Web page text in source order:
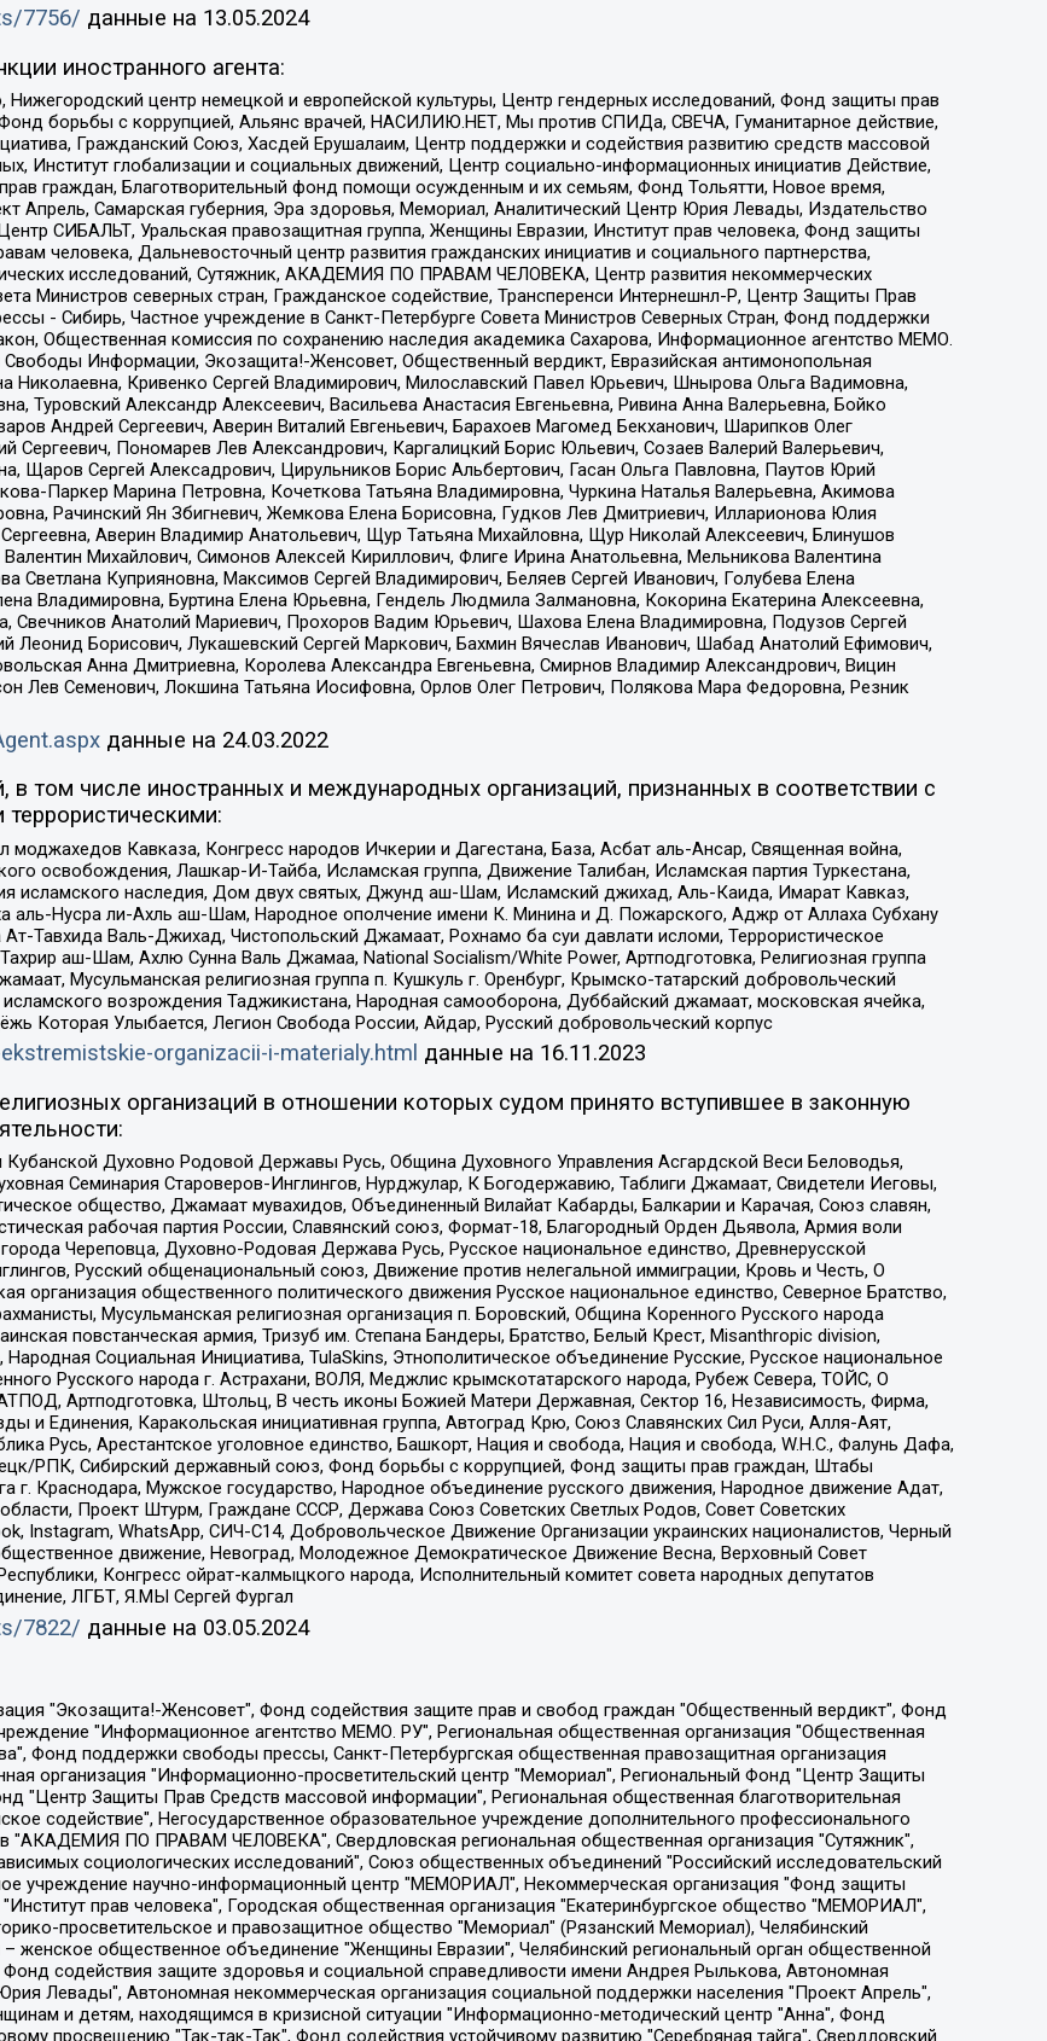
7756/ данные на 13.05.2024
иностранного агента:
центр немецкой и европейской культуры, Центр гендерных исследований, Фонд защиты прав
борьбы с коррупцией, Альянс врачей, НАСИЛИЮ.НЕТ, Мы против СПИДа, СВЕЧА, Гуманитарное действие,
Гражданский Союз, Хасдей Ерушалаим, Центр поддержки и содействия развитию средств массовой
Институт глобализации и социальных движений, Центр социально-информационных инициатив Действие,
граждан, Благотворительный фонд помощи осужденным и их семьям, Фонд Тольятти, Новое время,
Апрель, Самарская губерния, Эра здоровья, Мемориал, Аналитический Центр Юрия Левады, Издательство
СИБАЛЬТ, Уральская правозащитная группа, Женщины Евразии, Институт прав человека, Фонд защиты
человека, Дальневосточный центр развития гражданских инициатив и социального партнерства,
исследований, Сутяжник, АКАДЕМИЯ ПО ПРАВАМ ЧЕЛОВЕКА, Центр развития некоммерческих
Министров северных стран, Гражданское содействие, Трансперенси Интернешнл-Р, Центр Защиты Прав
- Сибирь, Частное учреждение в Санкт-Петербурге Совета Министров Северных Стран, Фонд поддержки
Общественная комиссия по сохранению наследия академика Сахарова, Информационное агентство МЕМО.
Свободы Информации, Экозащита!-Женсовет, Общественный вердикт, Евразийская антимонопольная
Николаевна, Кривенко Сергей Владимирович, Милославский Павел Юрьевич, Шнырова Ольга Вадимовна,
Туровский Александр Алексеевич, Васильева Анастасия Евгеньевна, Ривина Анна Валерьевна, Бойко
Андрей Сергеевич, Аверин Виталий Евгеньевич, Барахоев Магомед Бекханович, Шарипков Олег
Пономарев Лев Александрович, Каргалицкий Борис Юльевич, Созаев Валерий Валерьевич,
Щаров Сергей Алексадрович, Цирульников Борис Альбертович, Гасан Ольга Павловна, Паутов Юрий
Паркер Марина Петровна, Кочеткова Татьяна Владимировна, Чуркина Наталья Валерьевна, Акимова
Рачинский Ян Збигневич, Жемкова Елена Борисовна, Гудков Лев Дмитриевич, Илларионова Юлия
Аверин Владимир Анатольевич, Щур Татьяна Михайловна, Щур Николай Алексеевич, Блинушов
Михайлович, Симонов Алексей Кириллович, Флиге Ирина Анатольевна, Мельникова Валентина
Светлана Куприяновна, Максимов Сергей Владимирович, Беляев Сергей Иванович, Голубева Елена
Владимировна, Буртина Елена Юрьевна, Гендель Людмила Залмановна, Кокорина Екатерина Алексеевна,
Свечников Анатолий Мариевич, Прохоров Вадим Юрьевич, Шахова Елена Владимировна, Подузов Сергей
Леонид Борисович, Лукашевский Сергей Маркович, Бахмин Вячеслав Иванович, Шабад Анатолий Ефимович,
Анна Дмитриевна, Королева Александра Евгеньевна, Смирнов Владимир Александрович, Вицин
Лев Семенович, Локшина Татьяна Иосифовна, Орлов Олег Петрович, Полякова Мара Федоровна, Резник
данные на 24.03.2022
том числе иностранных и международных организаций, признанных в соответствии с
Кавказа, Конгресс народов Ичкерии и Дагестана, База, Асбат аль-Ансар, Священная война,
освобождения, Лашкар-И-Тайба, Исламская группа, Движение Талибан, Исламская партия Туркестана,
исламского наследия, Дом двух святых, Джунд аш-Шам, Исламский джихад, Аль-Каида, Имарат Кавказ,
аль-Нусра ли-Ахль аш-Шам, Народное ополчение имени К. Минина и Д. Пожарского, Аджр от Аллаха Субхану
Тавхида Валь-Джихад, Чистопольский Джамаат, Рохнамо ба суи давлати исломи, Террористическое
аш-Шам, Ахлю Сунна Валь Джамаа, National Socialism/White Power, Артподготовка, Религиозная группа
Мусульманская религиозная группа п. Кушкуль г. Оренбург, Крымско-татарский добровольческий
возрождения Таджикистана, Народная самооборона, Дуббайский джамаат, московская ячейка,
Которая Улыбается, Легион Свобода России, Айдар, Русский добровольческий корпус
organizacii-i-materialy.html данные на 16.11.2023
организаций в отношении которых судом принято вступившее в законную
Духовно Родовой Державы Русь, Община Духовного Управления Асгардской Веси Беловодья,
Семинария Староверов-Инглингов, Нурджулар, К Богодержавию, Таблиги Джамаат, Свидетели Иеговы,
общество, Джамаат мувахидов, Объединенный Вилайат Кабарды, Балкарии и Карачая, Союз славян,
рабочая партия России, Славянский союз, Формат-18, Благородный Орден Дьявола, Армия воли
Череповца, Духовно-Родовая Держава Русь, Русское национальное единство, Древнерусской
Русский общенациональный союз, Движение против нелегальной иммиграции, Кровь и Честь, О
организация общественного политического движения Русское национальное единство, Северное Братство,
Мусульманская религиозная организация п. Боровский, Община Коренного Русского народа
повстанческая армия, Тризуб им. Степана Бандеры, Братство, Белый Крест, Misanthropic division,
Социальная Инициатива, TulaSkins, Этнополитическое объединение Русские, Русское национальное
Русского народа г. Астрахани, ВОЛЯ, Меджлис крымскотатарского народа, Рубеж Севера, ТОЙС, О
Артподготовка, Штольц, В честь иконы Божией Матери Державная, Сектор 16, Независимость, Фирма,
и Единения, Каракольская инициативная группа, Автоград Крю, Союз Славянских Сил Руси, Алля-Аят,
Русь, Арестантское уголовное единство, Башкорт, Нация и свобода, Нация и свобода, W.H.С., Фалунь Дафа,
РПК, Сибирский державный союз, Фонд борьбы с коррупцией, Фонд защиты прав граждан, Штабы
г. Краснодара, Мужское государство, Народное объединение русского движения, Народное движение Адат,
Проект Штурм, Граждане СССР, Держава Союз Советских Светлых Родов, Совет Советских
Instagram, WhatsApp, СИЧ-С14, Добровольческое Движение Организации украинских националистов, Черный
движение, Невоград, Молодежное Демократическое Движение Весна, Верховный Совет
Конгресс ойрат-калмыцкого народа, Исполнительный комитет совета народных депутатов
ЛГБТ, Я.МЫ Сергей Фургал
7822/ данные на 03.05.2024
организация "Центр по работе с проблемой насилия "НАСИЛИЮ.НЕТ", Межрегиональный профессиональный союз работников здравоохранения "Альянс врачей", Юридическое лицо, зарегистрированное в Латвийской Республике, SIA "Medusa Project" (регистрационный номер 40103797863, дата регистрации 10.06.2014), Некоммерческая организация "Фонд по борьбе с коррупцией", Автономная некоммерческая организация "Институт права и публичной политики", Баданин Роман Сергеевич, Гликин Максим Александрович, Железнова Мария Михайловна, Лукьянова Юлия Сергеевна, Маетная Елизавета Витальевна, Маняхин Петр Борисович, Чуракова Ольга Владимировна, Ярош Юлия Петровна, Юридическое лицо "The Insider SIA", зарегистрированное в Риге, Латвийская Республика (дата регистрации 26.06.2015), являющееся администратором доменного имени интернет-издания "The Insider SIA", https://theins.ru, Постернак Алексей Евгеньевич, Рубин Михаил Аркадьевич, Анин Роман Александрович, Юридическое лицо Istories fonds, зарегистрированное в Латвийской Республике (регистрационный номер 50008295751, дата регистрации 24.02.2020), Великовский Дмитрий Александрович, Долинина Ирина Николаевна, Мароховская Алеся Алексеевна, Шлейнов Роман Юрьевич, Шмагун Олеся Валентиновна, Общество с ограниченной ответственностью "Альтаир 2021", Общество с ограниченной ответственностью "Вега 2021", Общество с ограниченной ответственностью "Главный редактор 2021", Общество с ограниченной ответственностью "Ромашки монолит", Важенков Артем Валерьевич, Ивановская областная общественная организация "Центр гендерных исследований", Гурман Юрий Альбертович, Медиапроект "ОВД-Инфо", Егоров Владимир Владимирович, Жилинский Владимир Александрович, Общество с ограниченной ответственностью "ЗП", Иванова София Юрьевна, Карезина Инна Павловна, Кильтау Екатерина Викторовна, Петров Алексей Викторович, Пискунов Сергей Евгеньевич, Смирнов Сергей Сергеевич, Тихонов Михаил Сергеевич, Общество с ограниченной ответственностью "ЖУРНАЛИСТ-ИНОСТРАННЫЙ АГЕНТ", Арапова Галина Юрьевна, Вольтская Татьяна Анатольевна, Американская компания "Mason G.E.S. Anonymous Foundation" (США), являющаяся владельцем интернет-издания https://mnews.world/, Компания "Stichting Bellingcat", зарегистрированная в Нидерландах (дата регистрации 11.07.2018), Захаров Андрей Вячеславович, Клепиковская Екатерина Дмитриевна, Общество с ограниченной ответственностью "МЕМО", Перл Роман Александрович, Симонов Евгений Алексеевич, Соловьева Елена Анатольевна, Сотников Даниил Владимирович, Сурначева Елизавета Дмитриевна, Автономная некоммерческая организация по защите прав человека и информированию населения "Якутия – Наше Мнение", Общество с ограниченной ответственностью "Москоу диджитал медиа", с 26.01.2023 Общество с ограниченной ответственностью "Чайка Белые сады", Ветошкина Валерия Валерьевна, Заговора Максим Александрович, Межрегиональное общественное движение "Российская ЛГБТ - сеть", Оленичев Максим Владимирович, Павлов Иван Юрьевич, Скворцова Елена Сергеевна, Общество с ограниченной ответственностью "Как бы инагент", Кочетков Игорь Викторович, Общество с ограниченной ответственностью "Честные выборы", Еланчик Олег Александрович, Общество с ограниченной ответственностью "Нобелевский призыв", Гималова Регина Эмилевна, Григорьев Андрей Валерьевич, Григорьева Алина Александровна, Ассоциация по содействию защите прав призывников, альтернативнослужащих и военнослужащих "Правозащитная группа "Гражданин.Армия.Право", Хисамова Регина Фаритовна, Автономная некоммерческая организация по реализации социально-правовых программ "Лилит", Дальневосточное общественное движение "Маяк", Санкт-Петербургская ЛГБТ-инициативная группа "Выход", Инициативная группа ЛГБТ+ "Реверс", Алексеев Андрей Викторович, Бекбулатова Таисия Львовна, Беляев Иван Михайлович, Владыкина Елена Сергеевна, Гельман Марат Александрович, Никульшина Вероника Юрьевна, Толоконникова Надежда Андреевна, Шендерович Виктор Анатольевич, Общество с ограниченной ответственностью "Данное сообщение", Общество с ограниченной ответственностью Издательский дом "Новая глава", Айнбиндер Александра Александровна, Московский комьюнити-центр для ЛГБТ+инициатив, Благотворительный фонд развития филантропии, Deutsche Welle (Германия, Kurt-Schumacher-Strasse 3, 53113 Bonn), Борзунова Мария Михайловна, Воробьев Виктор Викторович, Голубева Анна Львовна, Константинова Алла Михайловна, Малкова Ирина Владимировна, Мурадов Мурад Абдулгалимович, Осетинская Елизавета Николаевна, Понасенков Евгений Николаевич, Ганапольский Матвей Юрьевич, Киселев Евгений Алексеевич, Борухович Ирина Григорьевна, Дремин Иван Тимофеевич, Дубровский Дмитрий Викторович, Красноярская региональная общественная организация поддержки и развития альтернативных образовательных технологий и межкультурных коммуникаций "ИНТЕРРА", Маяковская Екатерина Алексеевна, Фейгин Марк Захарович, Филимонов Андрей Викторович, Дзугкоева Регина Николаевна, Доброхотов Роман Александрович, Дудь Юрий Александрович, Елкин Сергей Владимирович, Кругликов Кирилл Игоревич, Сабунаева Мария Леонидовна, Семенов Алексей Владимирович, Шаинян Карен Багратович, Шульман Екатерина Михайловна, Асафьев Артур Валерьевич, Вахштайн Виктор Семенович, Венедиктов Алексей Алексеевич, Лушникова Екатерина Евгеньевна, Волков Леонид Михайлович, Невзоров Александр Глебович, Пархоменко Сергей Борисович, Сироткин Ярослав Николаевич, Кара-Мурза Владимир Владимирович, Баранова Наталья Владимировна, Гозман Леонид Яковлевич, Кагарлицкий Борис Юльевич, Климарев Михаил Валерьевич, Милов Владимир Станиславович, Автономная некоммерческая организация Краснодарский центр современного искусства "Типография", Моргенштерн Алишер Тагирович, Соболь Любовь Эдуардовна, Общество с ограниченной ответственностью "ЛИЗА НОРМ", Каспаров Гарри Кимович, Ходорковский Михаил Борисович, Общество с ограниченной ответственностью "Апрельские тезисы", Данилович Ирина Брониславовна, Кашин Олег Владимирович, Петров Николай Владимирович, Пивоваров Алексей Владимирович, Соколов Михаил Владимирович, Цветкова Юлия Владимировна, Чичваркин Евгений Александрович, Комитет против пыток/Команда против пыток, Общество с ограниченной ответственностью "Первый научный", Общество с ограниченной ответственностью "Вертолет и ко", Белоцерковская Вероника Борисовна, Кац Максим Евгеньевич, Лазарева Татьяна Юрьевна, Шаведдинов Руслан Табризович, Яшин Илья Валерьевич, Общество с ограниченной ответственностью "Иноагент ААВ", Алешковский Дмитрий Петрович, Альбац Евгения Марковна, Быков Дмитрий Львович, Галямина Юлия Евгеньевна, Лойко Сергей Леонидович, Мартынов Кирилл Константинович, Медведев Сергей Александрович, Крашенинников Федор Геннадиевич, Гордеева Катерина Вл